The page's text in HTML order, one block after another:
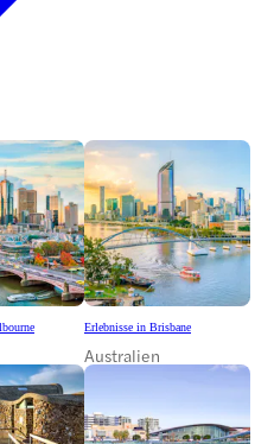
Erlebnisse in Brisbane
Australien